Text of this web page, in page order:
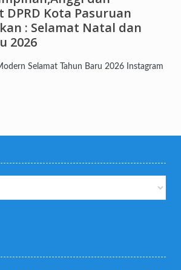
Kota Pasuruan
: Selamat Natal dan
2026